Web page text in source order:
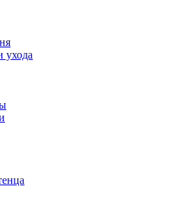
ухода